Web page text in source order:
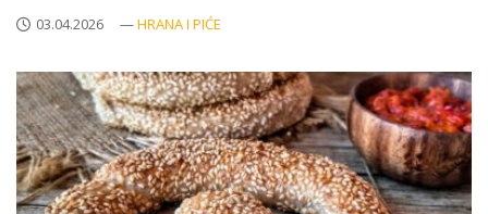
03.04.2026 —HRANA I PIĆE